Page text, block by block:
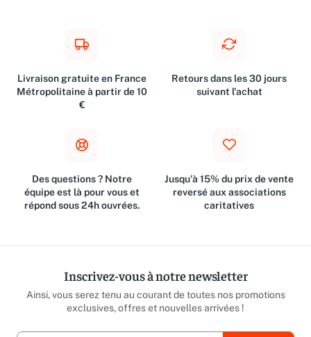
Livraison gratuite en France
Métropolitaine à partir de 10
€
Retours dans les 30 jours
suivant l'achat
Des questions ? Notre
équipe est là pour vous et
répond sous 24h ouvrées.
Jusqu'à 15% du prix de vente
reversé aux associations
caritatives
Inscrivez-vous à notre newsletter
Ainsi, vous serez tenu au courant de toutes nos promotions
exclusives, offres et nouvelles arrivées !